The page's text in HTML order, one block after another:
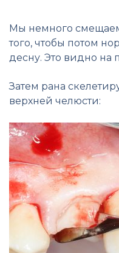
Мы немного смещаем
того, чтобы потом
десну. Это видно
Затем рана
верхней челюсти: